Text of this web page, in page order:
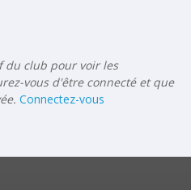
du club pour voir les
vous d'être connecté et que
Connectez-vous